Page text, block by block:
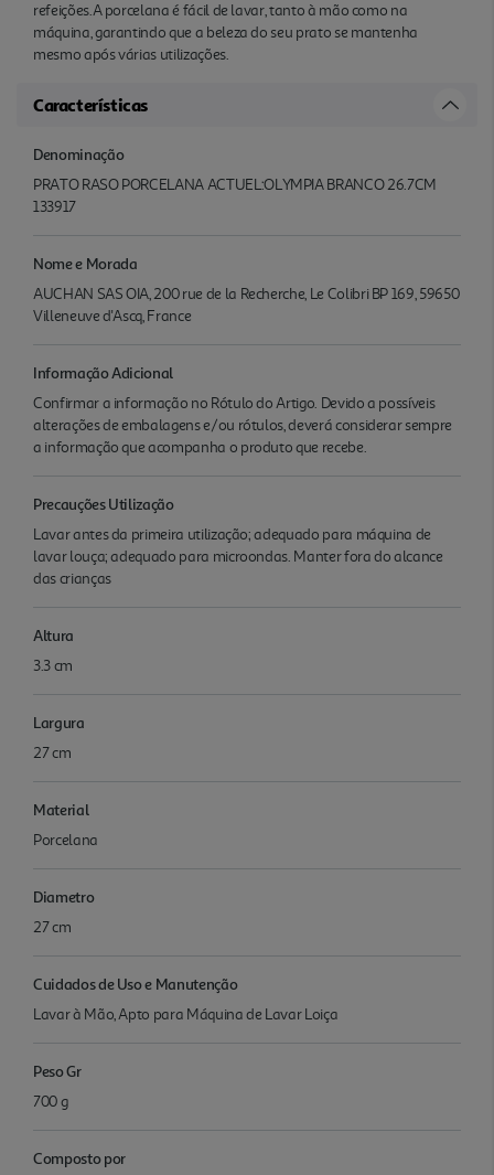
refeições.A porcelana é fácil de lavar, tanto à mão como na
máquina, garantindo que a beleza do seu prato se mantenha
mesmo após várias utilizações.
Características
Denominação
PRATO RASO PORCELANA ACTUEL:OLYMPIA BRANCO 26.7CM
133917
Nome e Morada
AUCHAN SAS OIA, 200 rue de la Recherche, Le Colibri BP 169, 59650
Villeneuve d'Ascq, France
Informação Adicional
Confirmar a informação no Rótulo do Artigo. Devido a possíveis
alterações de embalagens e/ou rótulos, deverá considerar sempre
a informação que acompanha o produto que recebe.
Precauções Utilização
Lavar antes da primeira utilização; adequado para máquina de
lavar louça; adequado para microondas. Manter fora do alcance
das crianças
Altura
3.3 cm
Largura
27 cm
Material
Porcelana
Diametro
27 cm
Cuidados de Uso e Manutenção
Lavar à Mão, Apto para Máquina de Lavar Loiça
Peso Gr
700 g
Composto por